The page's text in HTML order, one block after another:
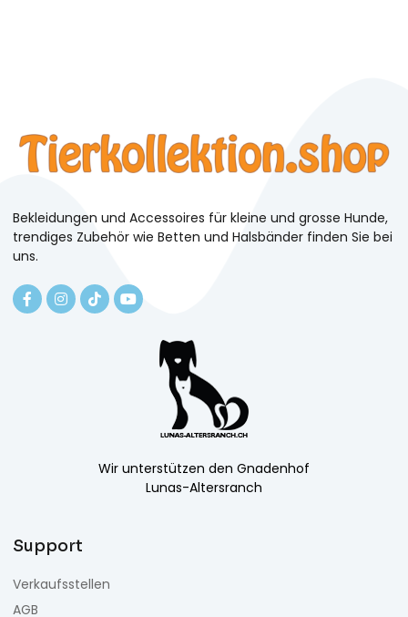
Bekleidungen und Accessoires für kleine und grosse Hunde,
trendiges Zubehör wie Betten und Halsbänder finden Sie bei
uns.
Wir unterstützen den Gnadenhof
Lunas-Altersranch
Support
Verkaufsstellen
AGB